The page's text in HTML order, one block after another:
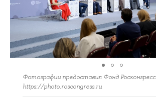
Фотографии предоставил Фонд Росконгресс
https://photo.roscongress.ru